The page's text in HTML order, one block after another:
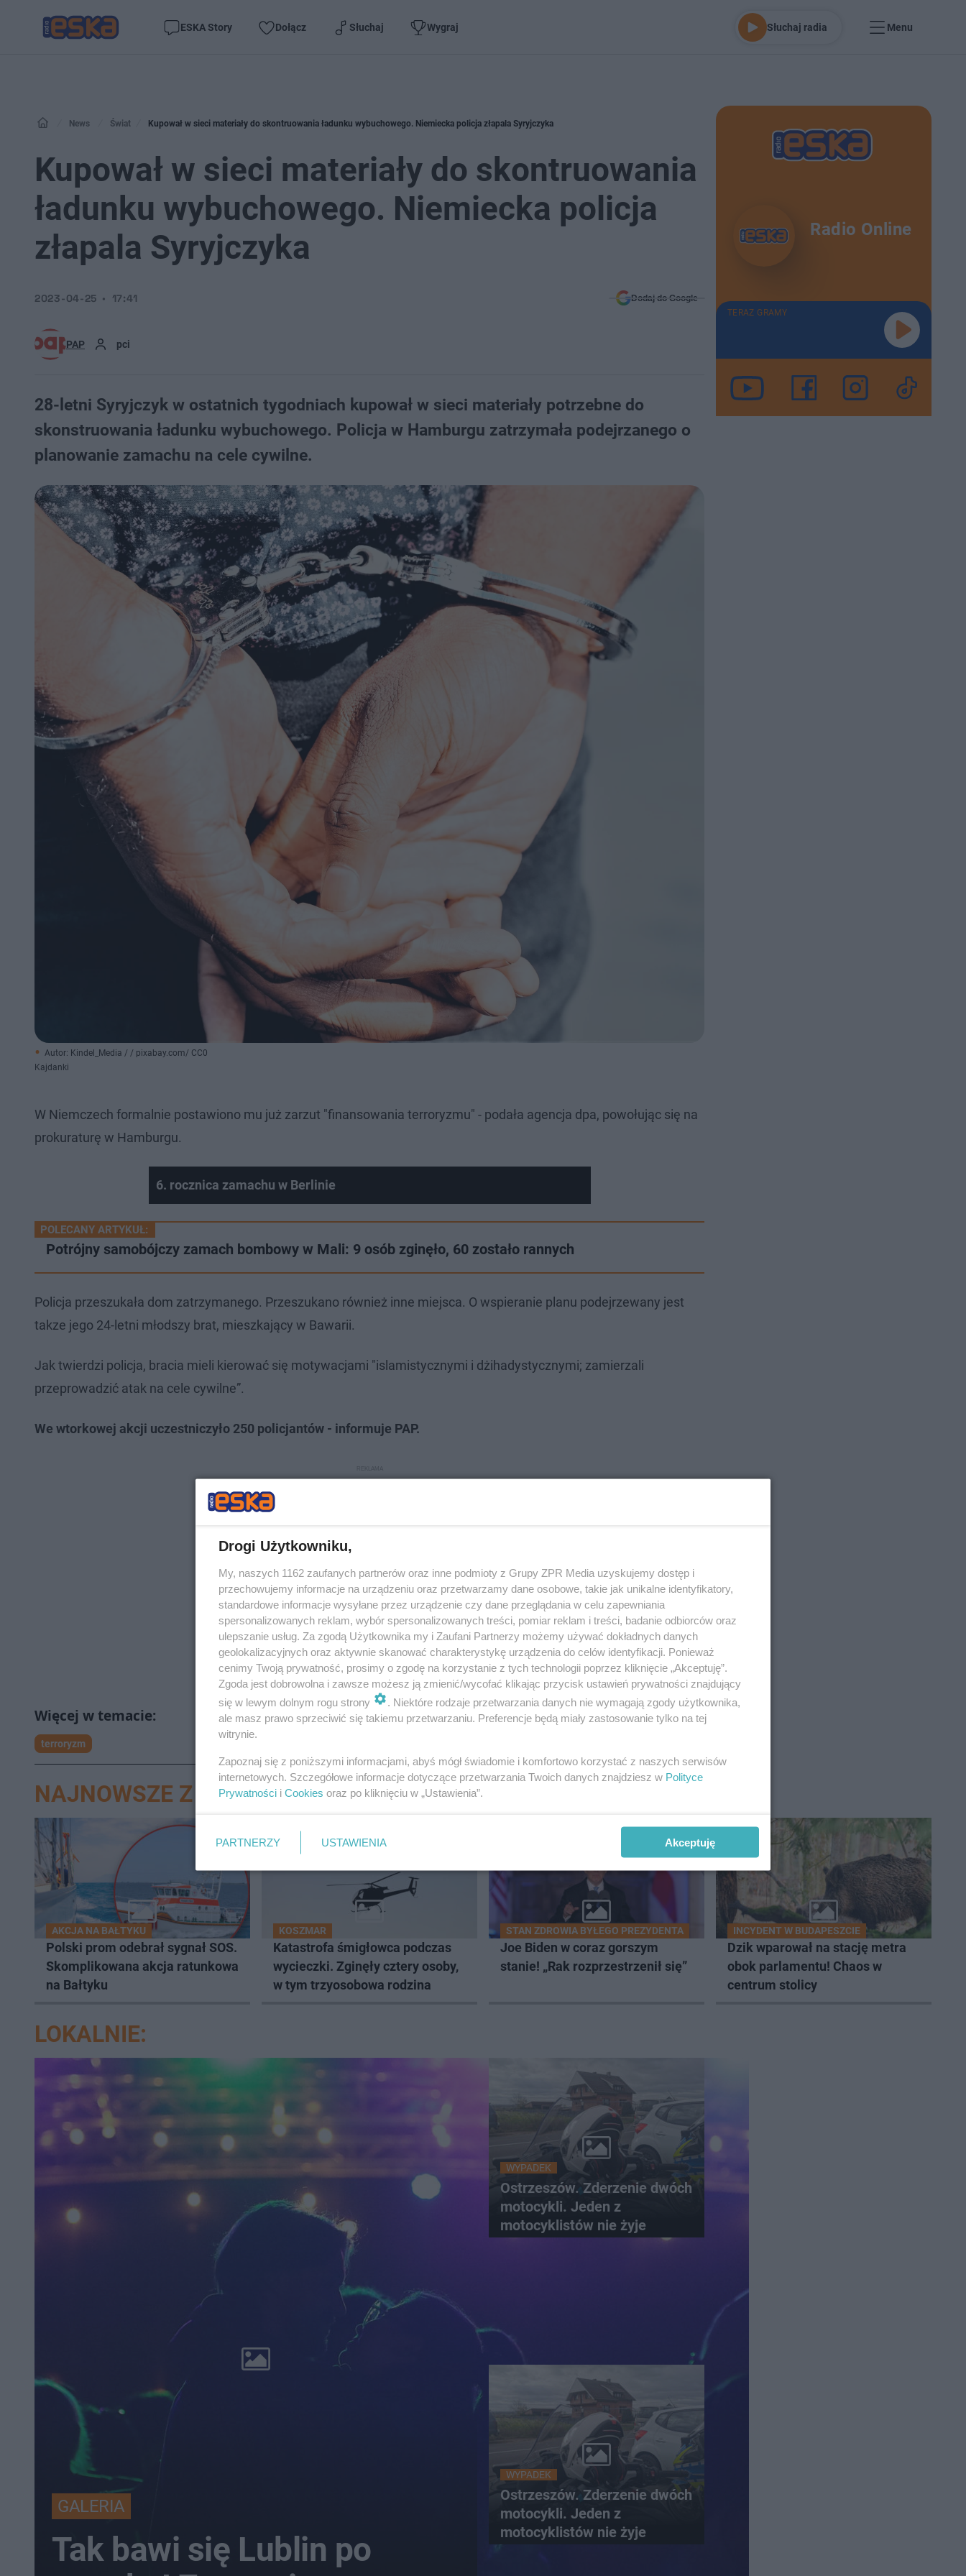
ESKA Story Dołącz Słuchaj Wygraj Słuchaj radia Menu
News Świat Kupował w sieci materiały do skontruowania ładunku wybuchowego. Niemiecka policja złapala Syryjczyka
Kupował w sieci materiały do skontruowania
ładunku wybuchowego. Niemiecka policja
złapala Syryjczyka
PAP pci
2023-04-25 17:41 Dodaj do Google
28-letni Syryjczyk w ostatnich tygodniach kupował w sieci materiały potrzebne do
skonstruowania ładunku wybuchowego. Policja w Hamburgu zatrzymała podejrzanego o
planowanie zamachu na cele cywilne.
Autor: Kindel_Media / / pixabay.com/ CC0
Kajdanki
W Niemczech formalnie postawiono mu już zarzut "finansowania terroryzmu" - podała agencja dpa, powołując się na
prokuraturę w Hamburgu.
6. rocznica zamachu w Berlinie
POLECANY ARTYKUŁ:
Potrójny samobójczy zamach bombowy w Mali: 9 osób zginęło, 60 zostało rannych
Policja przeszukała dom zatrzymanego. Przeszukano również inne miejsca. O wspieranie planu podejrzewany jest
takze jego 24-letni młodszy brat, mieszkający w Bawarii.
Jak twierdzi policja, bracia mieli kierować się motywacjami "islamistycznymi i dżihadystycznymi; zamierzali
przeprowadzić atak na cele cywilne”.
We wtorkowej akcji uczestniczyło 250 policjantów - informuje PAP.
terroryzm
Radio Online
TERAZ GRAMY
NAJNOWSZE Z DZIAŁU ŚWIAT
AKCJA NA BAŁTYKU
Polski prom odebrał sygnał SOS.
Skomplikowana akcja ratunkowa
na Bałtyku
KOSZMAR
Katastrofa śmigłowca podczas
wycieczki. Zginęły cztery osoby,
w tym trzyosobowa rodzina
STAN ZDROWIA BYŁEGO PREZYDENTA
Joe Biden w coraz gorszym
stanie! „Rak rozprzestrzenił się”
INCYDENT W BUDAPESZCIE
Dzik wparował na stację metra
obok parlamentu! Chaos w
centrum stolicy
LOKALNIE:
GALERIA
Tak bawi się Lublin po
WYPADEK
Ostrzeszów. Zderzenie dwóch
motocykli. Jeden z
motocyklistów nie żyje
WYPADEK
Ostrzeszów. Zderzenie dwóch
motocykli. Jeden z
motocyklistów nie żyje
Drogi Użytkowniku,
My, naszych 1162 zaufanych partnerów oraz inne podmioty z Grupy ZPR Media uzyskujemy dostęp i
przechowujemy informacje na urządzeniu oraz przetwarzamy dane osobowe, takie jak unikalne identyfikatory,
standardowe informacje wysyłane przez urządzenie czy dane przeglądania w celu zapewniania
spersonalizowanych reklam, wybór spersonalizowanych treści, pomiar reklam i treści, badanie odbiorców oraz
ulepszanie usług. Za zgodą Użytkownika my i Zaufani Partnerzy możemy używać dokładnych danych
geolokalizacyjnych oraz aktywnie skanować charakterystykę urządzenia do celów identyfikacji. Ponieważ
cenimy Twoją prywatność, prosimy o zgodę na korzystanie z tych technologii poprzez kliknięcie „Akceptuję”.
Zgoda jest dobrowolna i zawsze możesz ją zmienić/wycofać klikając przycisk ustawień prywatności znajdujący
się w lewym dolnym rogu strony
. Niektóre rodzaje przetwarzania danych nie wymagają zgody użytkownika,
ale masz prawo sprzeciwić się takiemu przetwarzaniu. Preferencje będą miały zastosowanie tylko na tej
witrynie.
Zapoznaj się z poniższymi informacjami, abyś mógł świadomie i komfortowo korzystać z naszych serwisów
internetowych. Szczegółowe informacje dotyczące przetwarzania Twoich danych znajdziesz w Polityce
Prywatności i Cookies oraz po kliknięciu w „Ustawienia”.
PARTNERZY USTAWIENIA Akceptuję